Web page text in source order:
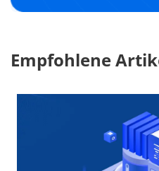
Empfohlene